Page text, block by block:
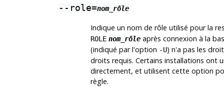
--role=nom_rôle
Indique un nom de rôle utilisé pour la
ROLE nom_rôleaprès connexion à la
(indiqué par l'option -U) n'a pas les
droits requis. Certains installations ont
directement, et utilisent cette option
règle.